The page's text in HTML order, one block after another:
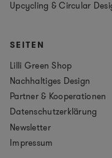
Upcycling & Circular
SEITEN
Lilli Green Shop
Nachhaltiges Design
Partner & Kooperationen
Datenschutzerklärung
Newsletter
Impressum